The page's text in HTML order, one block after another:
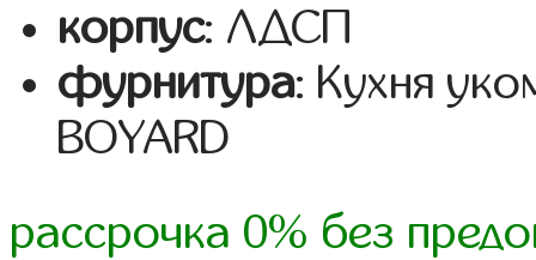
корпус: ЛДСП
фурнитура: Кухня
BOYARD
рассрочка 0% без